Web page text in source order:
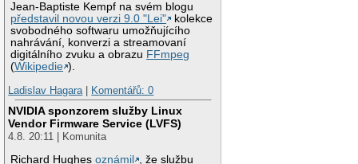
Jean-Baptiste Kempf na svém blogu
představil novou verzi 9.0 "Lei"
kolekce
svobodného softwaru umožňujícího
nahrávání, konverzi a streamovaní
digitálního zvuku a obrazu FFmpeg
(Wikipedie ).
Ladislav Hagara
Komentářů: 0
NVIDIA sponzorem služby Linux
Vendor Firmware Service (LVFS)
4.8. 20:11 | Komunita
Richard Hughesoznámil
, že službu